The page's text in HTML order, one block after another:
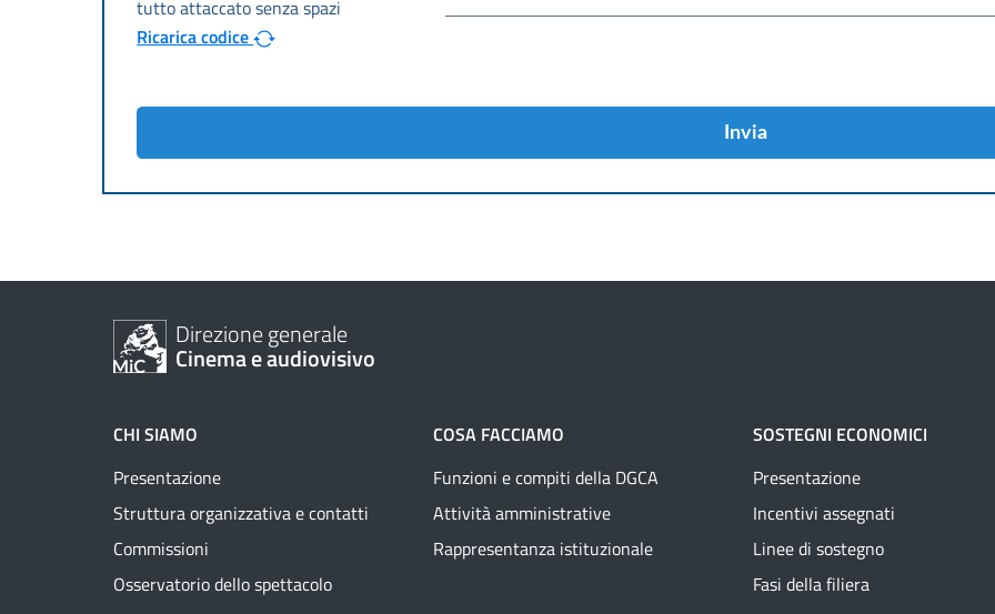
Ricarica codice
Invia
Direzione generale
Cinema e audiovisivo
CHI SIAMO
Presentazione
Struttura organizzativa e contatti
Commissioni
Osservatorio dello spettacolo
COSA FACCIAMO
Funzioni e compiti della DGCA
Attività amministrative
Rappresentanza istituzionale
SOSTEGNI ECONOMICI
Presentazione
Incentivi assegnati
Linee di sostegno
Fasi della filiera